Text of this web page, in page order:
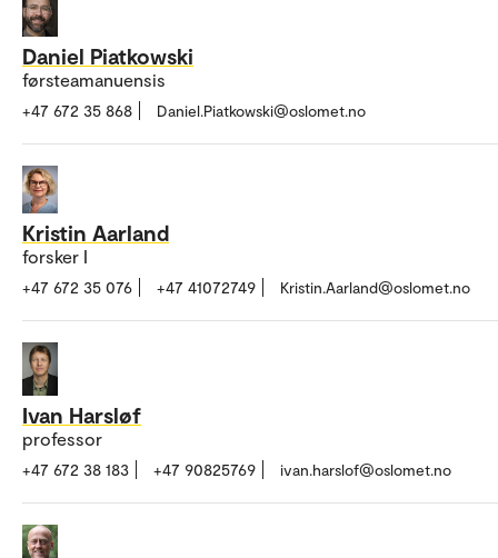
Daniel Piatkowski
førsteamanuensis
+47 672 35 868 Daniel.Piatkowski@oslomet.no
Kristin Aarland
forsker I
+47 672 35 076 +47 41072749 Kristin.Aarland@oslomet.no
Ivan Harsløf
professor
+47 672 38 183 +47 90825769 ivan.harslof@oslomet.no